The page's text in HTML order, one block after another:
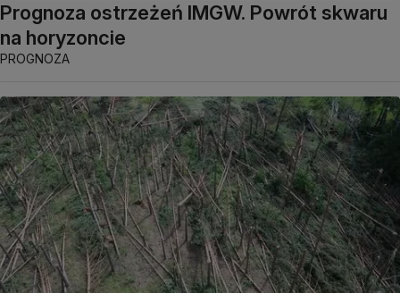
Prognoza ostrzeżeń IMGW. Powrót skwaru
na horyzoncie
PROGNOZA